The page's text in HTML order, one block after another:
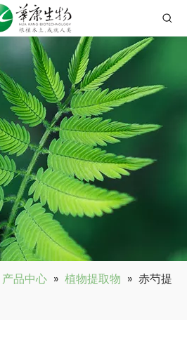
产品中心 » 植物提取物 » 赤芍提